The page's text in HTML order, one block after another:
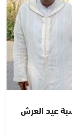
عيد العرش